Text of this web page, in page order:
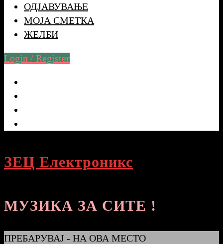
ОДЈАВУВАЊЕ
МОЈА СМЕТКА
ЖЕЛБИ
Login / Register
ЗЕЦ Електроникс
МУЗИКА ЗА СИТЕ !
ПРЕБАРУВАЈ - НА ОВА МЕСТО